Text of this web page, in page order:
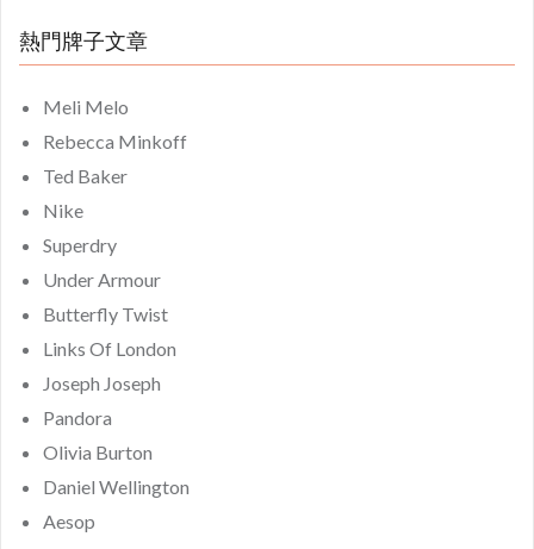
熱門牌子文章
Meli Melo
Rebecca Minkoff
Ted Baker
Nike
Superdry
Under Armour
Butterfly Twist
Links Of London
Joseph Joseph
Pandora
Olivia Burton
Daniel Wellington
Aesop